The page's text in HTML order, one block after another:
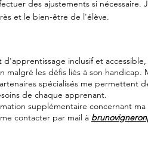
des ajustements si nécessaire.
et le bien-être de l'élève.
inclusif et
malgré les défis liés à son handicap.
spécialisés me permettent
de chaque apprenant.
supplémentaire concernant
contacter par mail à